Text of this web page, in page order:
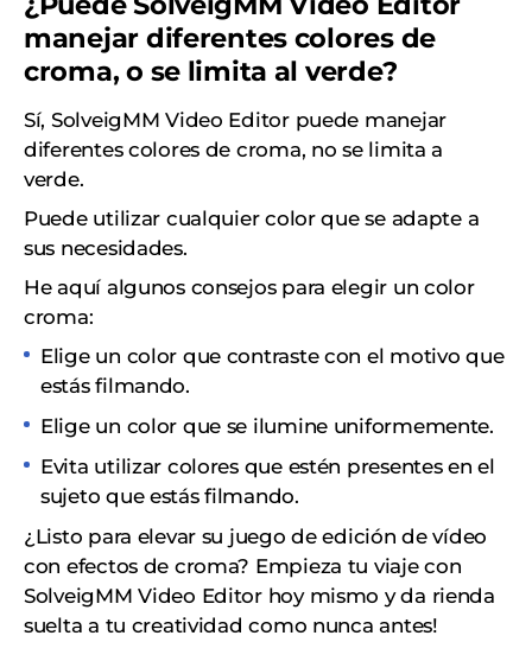
manejar diferentes colores de
croma, o se limita al verde?
Sí, SolveigMM Video Editor puede manejar
diferentes colores de croma, no se limita a
verde.
Puede utilizar cualquier color que se adapte a
sus necesidades.
He aquí algunos consejos para elegir un color
croma:
Elige un color que contraste con el motivo que
estás filmando.
Elige un color que se ilumine uniformemente.
Evita utilizar colores que estén presentes en el
sujeto que estás filmando.
¿Listo para elevar su juego de edición de vídeo
con efectos de croma? Empieza tu viaje con
SolveigMM Video Editor hoy mismo y da rienda
suelta a tu creatividad como nunca antes!